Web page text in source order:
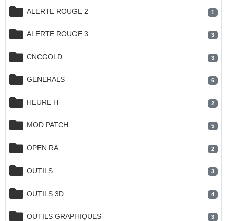
ALERTE ROUGE 2 1
ALERTE ROUGE 3 3
CNCGOLD 3
GENERALS 6
HEURE H 2
MOD PATCH 5
OPEN RA 2
OUTILS 3
OUTILS 3D 4
OUTILS GRAPHIQUES 3